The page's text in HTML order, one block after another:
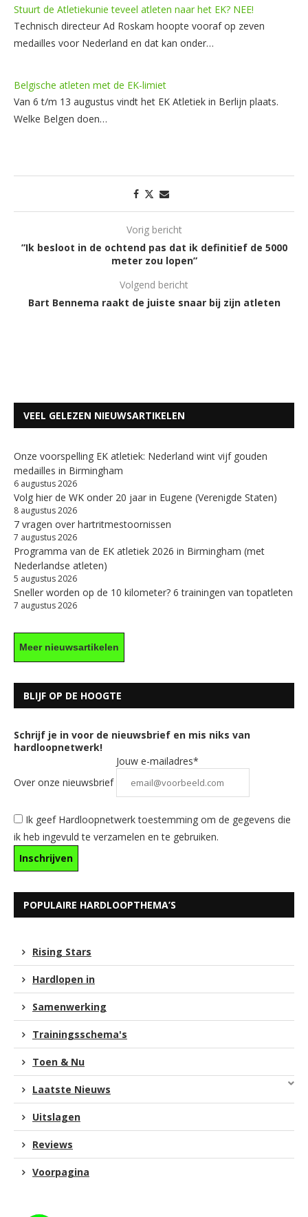
Stuurt de Atletiekunie teveel atleten naar het EK? NEE!
Technisch directeur Ad Roskam hoopte vooraf op zeven
medailles voor Nederland en dat kan onder…
Belgische atleten met de EK-limiet
Van 6 t/m 13 augustus vindt het EK Atletiek in Berlijn plaats.
Welke Belgen doen…
Vorig bericht
”Ik besloot in de ochtend pas dat ik definitief de 5000
meter zou lopen”
Volgend bericht
Bart Bennema raakt de juiste snaar bij zijn atleten
VEEL GELEZEN NIEUWSARTIKELEN
Onze voorspelling EK atletiek: Nederland wint vijf gouden
medailles in Birmingham
6 augustus 2026
Volg hier de WK onder 20 jaar in Eugene (Verenigde Staten)
8 augustus 2026
7 vragen over hartritmestoornissen
7 augustus 2026
Programma van de EK atletiek 2026 in Birmingham (met
Nederlandse atleten)
5 augustus 2026
Sneller worden op de 10 kilometer? 6 trainingen van topatleten
7 augustus 2026
Meer nieuwsartikelen
BLIJF OP DE HOOGTE
Schrijf je in voor de nieuwsbrief en mis niks van
hardloopnetwerk!
Over onze nieuwsbrief
Jouw e-mailadres*
Ik geef Hardloopnetwerk toestemming om de gegevens die
ik heb ingevuld te verzamelen en te gebruiken.
POPULAIRE HARDLOOPTHEMA’S
Rising Stars
Hardlopen in
Samenwerking
Trainingsschema's
Toen & Nu
Laatste Nieuws
Uitslagen
Reviews
Voorpagina